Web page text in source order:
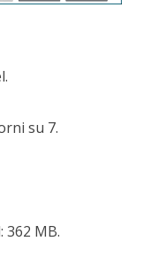
su 7.
362 MB.